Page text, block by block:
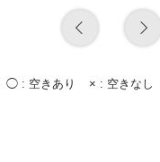
◯ : 空きあり × : 空きなし